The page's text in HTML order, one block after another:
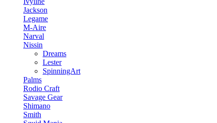
Jackson
Legame
M-Aire
Narval
Nissin
Dreams
Lester
SpinningArt
Palms
Rodio Craft
Savage Gear
Shimano
Smith